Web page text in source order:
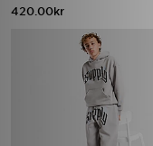
420.00kr